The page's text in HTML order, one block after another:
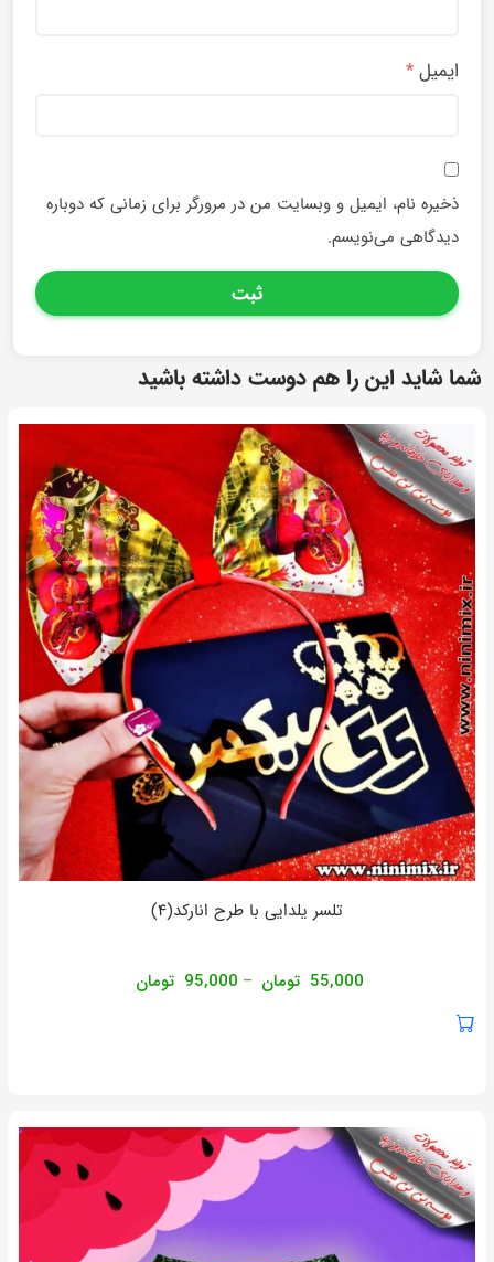
ایمیل*
ذخیره نام، ایمیل و وبسایت من در مرورگر برای زمانی که دوباره
دیدگاهی می‌نویسم.
شما شاید این را هم دوست داشته باشید
تلسر یلدایی با طرح انارکد(4)
55,000 تومان –
95,000 تومان